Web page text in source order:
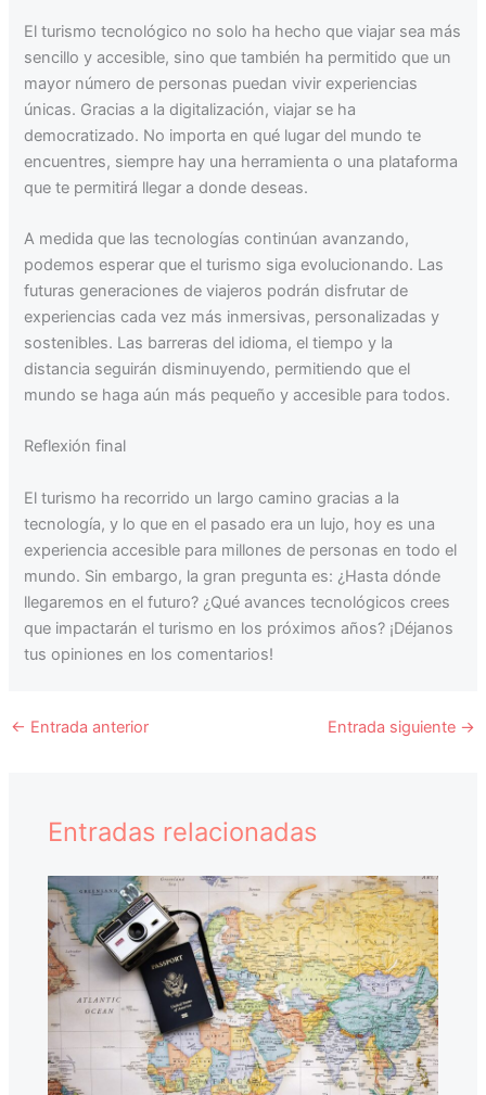
El turismo tecnológico no solo ha hecho que viajar sea más
sencillo y accesible, sino que también ha permitido que un
mayor número de personas puedan vivir experiencias
únicas. Gracias a la digitalización, viajar se ha
democratizado. No importa en qué lugar del mundo te
encuentres, siempre hay una herramienta o una plataforma
que te permitirá llegar a donde deseas.
A medida que las tecnologías continúan avanzando,
podemos esperar que el turismo siga evolucionando. Las
futuras generaciones de viajeros podrán disfrutar de
experiencias cada vez más inmersivas, personalizadas y
sostenibles. Las barreras del idioma, el tiempo y la
distancia seguirán disminuyendo, permitiendo que el
mundo se haga aún más pequeño y accesible para todos.
Reflexión final
El turismo ha recorrido un largo camino gracias a la
tecnología, y lo que en el pasado era un lujo, hoy es una
experiencia accesible para millones de personas en todo el
mundo. Sin embargo, la gran pregunta es: ¿Hasta dónde
llegaremos en el futuro? ¿Qué avances tecnológicos crees
que impactarán el turismo en los próximos años? ¡Déjanos
tus opiniones en los comentarios!
← Entrada anterior Entrada siguiente →
Entradas relacionadas